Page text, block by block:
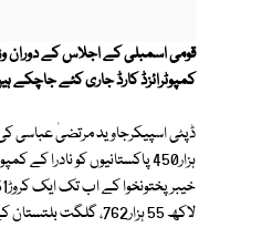
کمپوٹرائزڈ کارڈ جاری کئے جاچکے
لاکھ 55 ہزار762، گلگت بلتستان کے 6 لاکھ 71 ہزار42 اورآزاد کشمیر کے 29 لاکھ 21 ہزار524 افراد کو کمپیوٹرائزڈ شناختی کارڈ جاری کئے گئے ہیں۔